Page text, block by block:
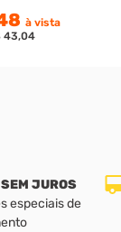
à vista
43,04
JUROS
especiais de